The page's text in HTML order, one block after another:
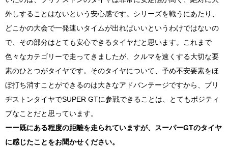
外しすることはないという安心感です。シリーズを戦うにあたり、
どこかの大会で一発速いタイムが出ればいいというわけではないの
で、その部分はとても安心できるタイヤだと思います。これまで
色々なカテゴリーで走ってきましたが、クルマを速くする大切な要
素のひとつがタイヤです。そのタイヤについて、予め不安要素をほ
ぼ打ち消すことができるのは大きなアドバンテージですから、ブリ
ヂストンタイヤでSUPER GTに参戦できることは、とてもポジティ
ブなことだと思っています。
ーー既にある程度の距離を走られていますが、スーパーGTのタイヤ
に感じたことをお聞かせください。